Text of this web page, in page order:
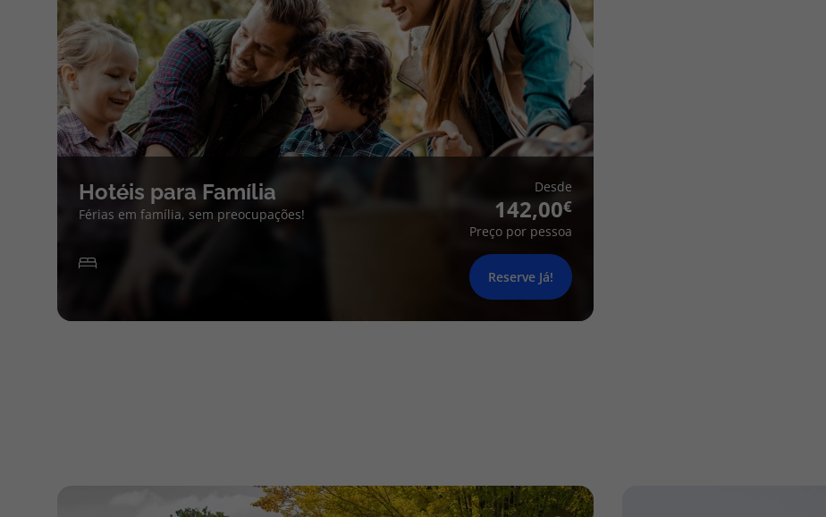
Hotéis para Família
Férias em família, sem preocupações!
Desde
142,00
Preço por pessoa
Reserve Já!